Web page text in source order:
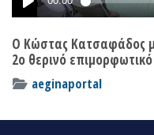
Ο Κώστας Κατσαφάδος
2ο θερινό
aeginaportal